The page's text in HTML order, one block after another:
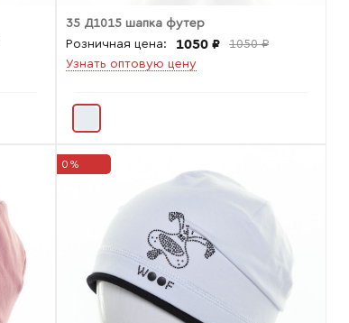
35 Д1015 шапка футер
Розничная цена:
1050 ₽
1050 ₽
Узнать оптовую цену
0%